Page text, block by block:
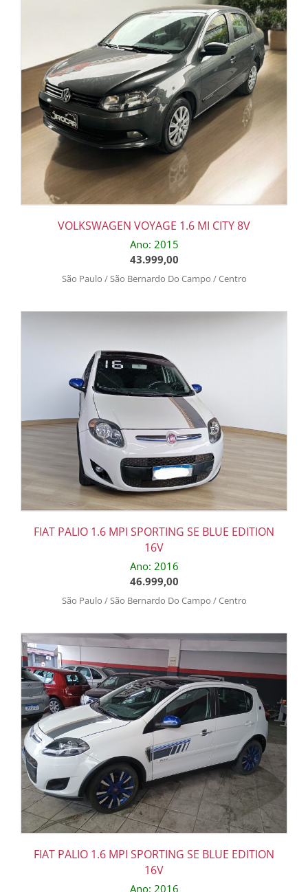
VOLKSWAGEN VOYAGE 1.6 MI CITY 8V
Ano: 2015
43.999,00
São Paulo / São Bernardo Do Campo / Centro
FIAT PALIO 1.6 MPI SPORTING SE BLUE EDITION
16V
Ano: 2016
46.999,00
São Paulo / São Bernardo Do Campo / Centro
FIAT PALIO 1.6 MPI SPORTING SE BLUE EDITION
16V
Ano: 2016